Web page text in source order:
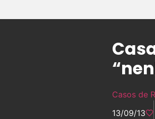
Casos de
13/09/13